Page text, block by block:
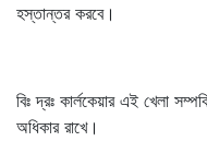
হস্তান্তর করবে।
বিঃ দ্রঃ কার্লকেয়ার এই খেলা
অধিকার রাখে।